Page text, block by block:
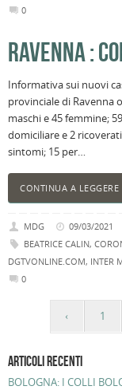
0
RAVENNA :
Informativa sui nuovi
provinciale di Ravenna
maschi e 45 femmine;
domiciliare e 2
sintomi; 15 per…
CONTINUA A LEGGERE
MDG 09/03/2021
BEATRICE CALIN,
DGTVONLINE.COM, INTER
0
‹ 1
ARTICOLI RECENTI
BOLOGNA: I COLLI